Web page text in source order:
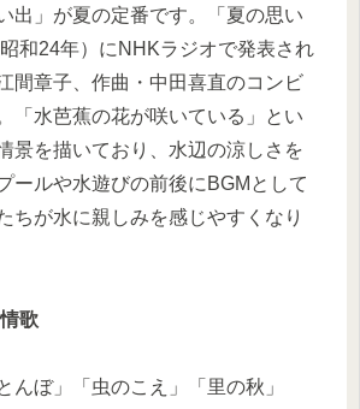
出」が夏の定番です。「夏の思い
和24年）にNHKラジオで発表され
間章子、作曲・中田喜直のコンビ
「水芭蕉の花が咲いている」とい
景を描いており、水辺の涼しさを
ールや水遊びの前後にBGMとして
ちが水に親しみを感じやすくなり
歌
んぼ」「虫のこえ」「里の秋」